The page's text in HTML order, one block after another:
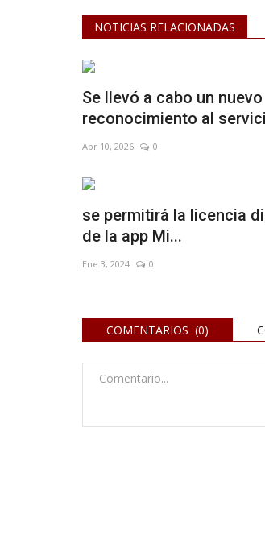
NOTICIAS RELACIONADAS
Se llevó a cabo un nuevo
reconocimiento al
Abr 10, 2026 0
se permitirá la licencia
de la app Mi...
Ene 3, 2024 0
COMENTARIOS (0)